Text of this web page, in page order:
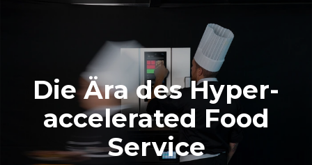
Die Ära des Hyper-
accelerated Food
Service